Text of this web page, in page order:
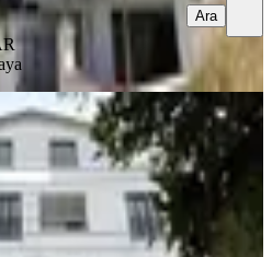
Ara
Köyünde Limitsiz Kredili
2+1 Dubleks Daire
Barbaros Mahallesi
3. Kat·22.06.2026